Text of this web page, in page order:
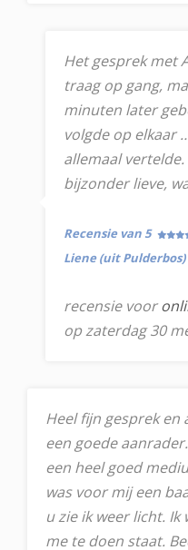
Het gesprek met
traag op gang,
minuten later
volgde op elkaar
allemaal
bijzonder lieve,
Recensie van 5
Liene (uit Pulderbos)
recensie voor
op zaterdag 30
Heel fijn gesprek en
een goede
een heel goed
was voor mij een
u zie ik weer licht. Ik
me te doen staat.